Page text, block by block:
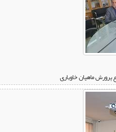
پرورش ماهیان خاویاری